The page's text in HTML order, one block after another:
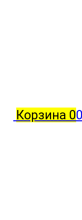
Корзина 0